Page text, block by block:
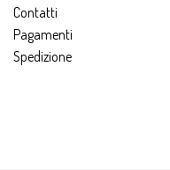
Contatti
Pagamenti
Spedizione